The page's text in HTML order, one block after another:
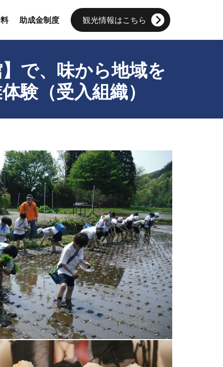
助成金制度 観光情報はこちら
で、味から地域を
験（受入組織）